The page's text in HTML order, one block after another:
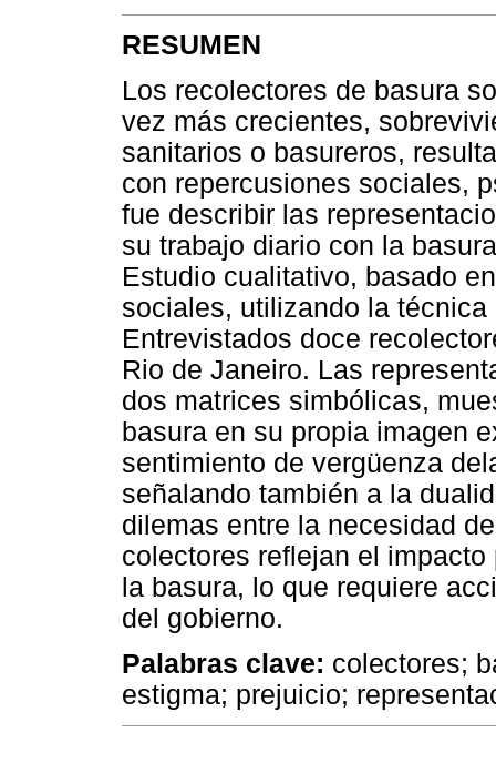
RESUMEN
Los recolectores de basura
vez más crecientes,
sanitarios o basureros,
con repercusiones sociales,
fue describir las
su trabajo diario con la
Estudio cualitativo, basado
sociales, utilizando la
Entrevistados doce
Rio de Janeiro. Las
dos matrices simbólicas,
basura en su propia imagen
sentimiento de vergüenza
señalando también a la
dilemas entre la necesidad
colectores reflejan el
la basura, lo que requiere
del gobierno.
Palabras clave: colectores;
estigma; prejuicio;